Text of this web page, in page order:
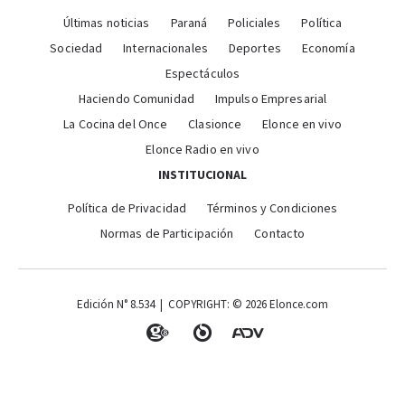
Últimas noticias Paraná Policiales
Política
Sociedad
Internacionales Deportes
Economía
Espectáculos
Haciendo Comunidad
Impulso Empresarial
La Cocina del Once
Clasionce
Elonce en vivo
Elonce Radio en vivo
INSTITUCIONAL
Política de Privacidad
Términos y Condiciones
Normas de Participación
Contacto
Edición N° 8.534 | COPYRIGHT: © 2026 Elonce.com